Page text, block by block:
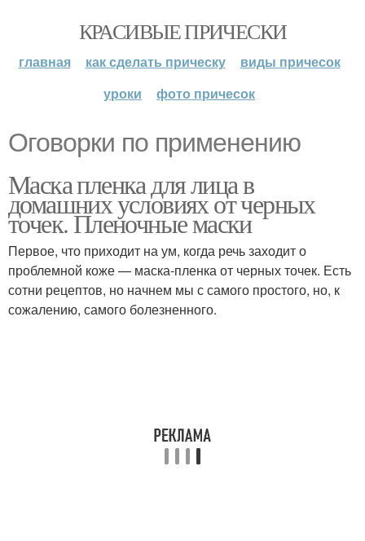
КРАСИВЫЕ ПРИЧЕСКИ
главная как сделать прическу
виды причесок
уроки
фото причесок
Оговорки по применению
Маска пленка для лица в
домашних условиях от черных
точек. Пленочные маски
Первое, что приходит на ум, когда речь заходит о
проблемной коже — маска-пленка от черных точек. Есть
сотни рецептов, но начнем мы с самого простого, но, к
сожалению, самого болезненного.